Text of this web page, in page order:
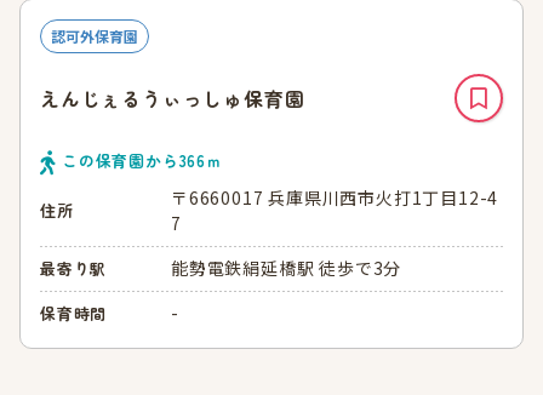
認可外保育園
えんじぇるうぃっしゅ保育園
この保育園から366ｍ
住所
〒6660017 兵庫県川西市火打1丁目12-4
7
最寄り駅 能勢電鉄絹延橋駅 徒歩で3分
保育時間 -